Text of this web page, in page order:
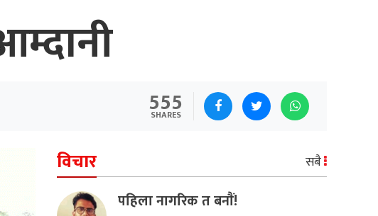
555
SHARES
विचार सबै
पहिला नागरिक त बनाैं!